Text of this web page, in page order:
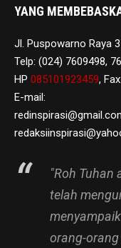
YANG
Jl. Puspowarno Raya
Telp: (024) 7609498,
HP 085101923459,
E-mail:
"Roh Tuhan
telah
orang-